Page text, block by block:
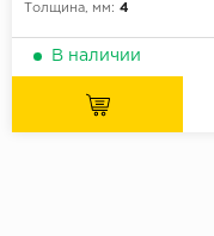
Толщина, мм: 4
В наличии